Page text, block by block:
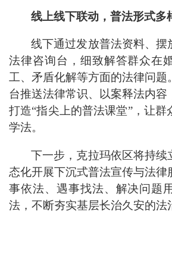
线上线下联动，普法形式多
线下通过发放普法资料、摆
法律咨询台，细致解答群众在
工、矛盾化解等方面的法律问题
台推送法律常识、以案释法内容
打造“指尖上的普法课堂”，让群
学法。
下一步，克拉玛依区将持续
态化开展下沉式普法宣传与法律
事依法、遇事找法、解决问题
法，不断夯实基层长治久安的法